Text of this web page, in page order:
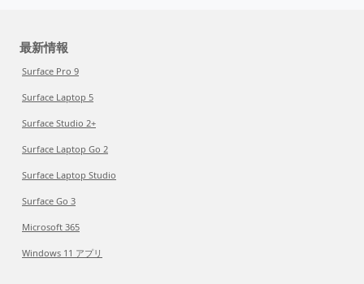
最新情報
Surface Pro 9
Surface Laptop 5
Surface Studio 2+
Surface Laptop Go 2
Surface Laptop Studio
Surface Go 3
Microsoft 365
Windows 11 アプリ